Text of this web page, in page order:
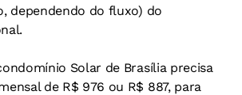
dependendo do fluxo) do
Solar de Brasília precisa
de R$ 976 ou R$ 887, para